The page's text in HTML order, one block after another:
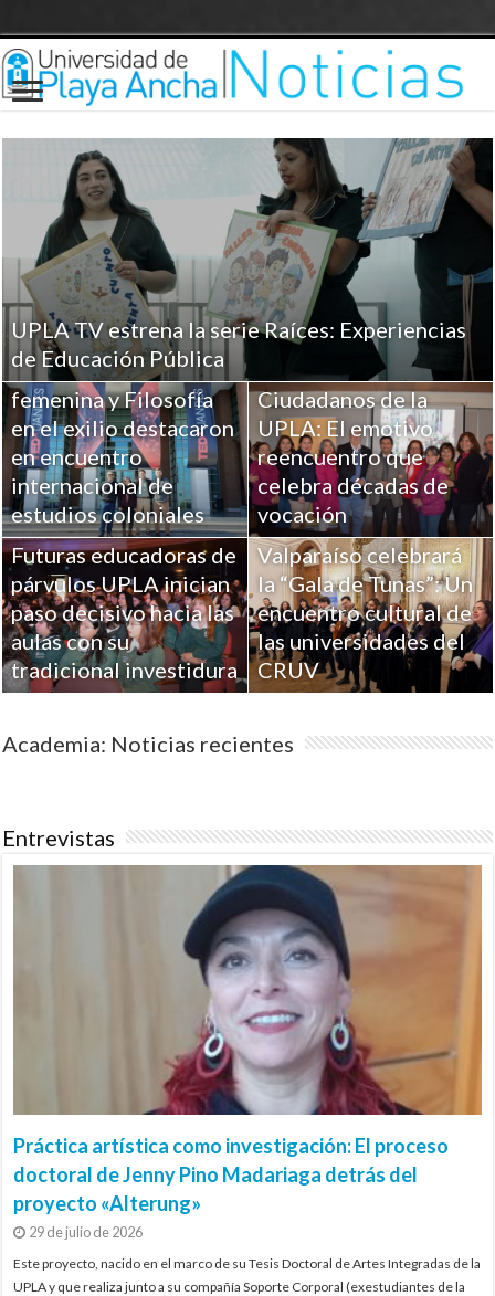
UPLA TV estrena la serie Raíces: Experiencias
de Educación Pública
Investigaciones UPLA
sobre Religiosidad
femenina y Filosofía
en el exilio destacaron
en encuentro
internacional de
estudios coloniales
Ciudadanos de la
UPLA: El emotivo
reencuentro que
celebra décadas de
vocación
Futuras educadoras de
párvulos UPLA inician
paso decisivo hacia las
aulas con su
tradicional investidura
Valparaíso celebrará
la “Gala de Tunas”: Un
encuentro cultural de
las universidades del
CRUV
Academia: Noticias recientes
Entrevistas
Práctica artística como investigación: El proceso
doctoral de Jenny Pino Madariaga detrás del
proyecto «Alterung»
29 de julio de 2026
Este proyecto, nacido en el marco de su Tesis Doctoral de Artes Integradas de la
UPLA y que realiza junto a su compañía Soporte Corporal (exestudiantes de la